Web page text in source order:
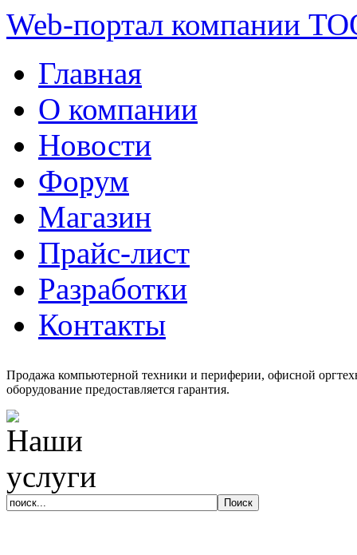
Web-портал компании
Главная
О компании
Новости
Форум
Магазин
Прайс-лист
Разработки
Контакты
Продажа компьютерной техники и периферии, офисной
оборудование предоставляется гарантия.